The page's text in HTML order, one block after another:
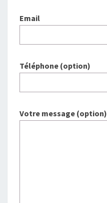
Email
Téléphone (option)
Votre message (option)